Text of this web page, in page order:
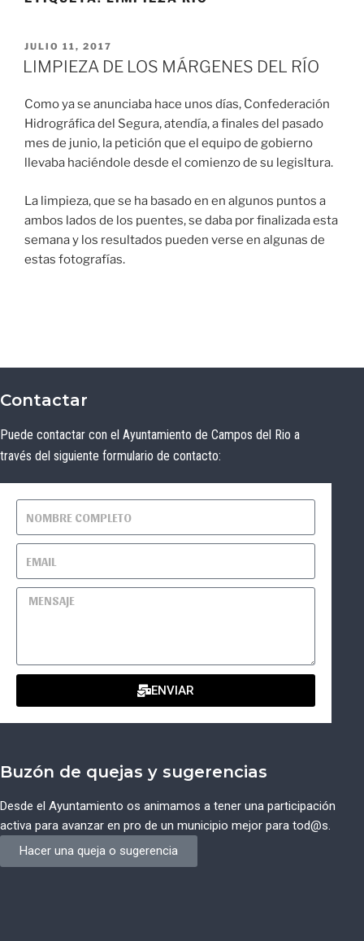
JULIO 11, 2017
LIMPIEZA DE LOS MÁRGENES DEL RÍO
Como ya se anunciaba hace unos días, Confederación
Hidrográfica del Segura, atendía, a finales del pasado
mes de junio, la petición que el equipo de gobierno
llevaba haciéndole desde el comienzo de su legisltura.
La limpieza, que se ha basado en en algunos puntos a
ambos lados de los puentes, se daba por finalizada esta
semana y los resultados pueden verse en algunas de
estas fotografías.
Contactar
Puede contactar con el Ayuntamiento de Campos del Rio a
través del siguiente formulario de contacto:
ENVIAR
Buzón de quejas y sugerencias
Desde el Ayuntamiento os animamos a tener una participación
activa para avanzar en pro de un municipio mejor para tod@s.
Hacer una queja o sugerencia